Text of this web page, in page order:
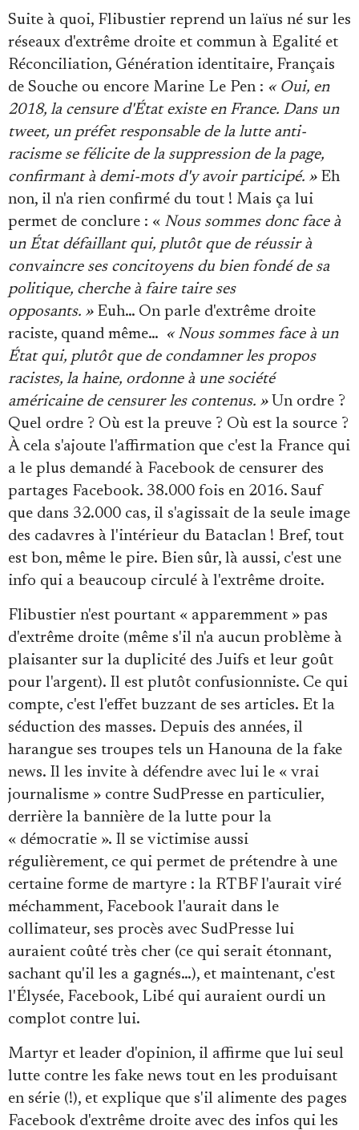
Suite à quoi, Flibustier reprend un laïus né sur les
réseaux d'extrême droite et commun à Egalité et
Réconciliation, Génération identitaire, Français
de Souche ou encore Marine Le Pen : « Oui, en
2018, la censure d'État existe en France. Dans un
tweet, un préfet responsable de la lutte anti-
racisme se félicite de la suppression de la page,
confirmant à demi-mots d'y avoir participé. » Eh
non, il n'a rien confirmé du tout ! Mais ça lui
permet de conclure : « Nous sommes donc face à
un État défaillant qui, plutôt que de réussir à
convaincre ses concitoyens du bien fondé de sa
politique, cherche à faire taire ses
opposants. » Euh… On parle d'extrême droite
raciste, quand même… « Nous sommes face à un
État qui, plutôt que de condamner les propos
racistes, la haine, ordonne à une société
américaine de censurer les contenus. » Un ordre ?
Quel ordre ? Où est la preuve ? Où est la source ?
À cela s'ajoute l'affirmation que c'est la France qui
a le plus demandé à Facebook de censurer des
partages Facebook. 38.000 fois en 2016. Sauf
que dans 32.000 cas, il s'agissait de la seule image
des cadavres à l'intérieur du Bataclan ! Bref, tout
est bon, même le pire. Bien sûr, là aussi, c'est une
info qui a beaucoup circulé à l'extrême droite.
Flibustier n'est pourtant « apparemment » pas
d'extrême droite (même s'il n'a aucun problème à
plaisanter sur la duplicité des Juifs et leur goût
pour l'argent). Il est plutôt confusionniste. Ce qui
compte, c'est l'effet buzzant de ses articles. Et la
séduction des masses. Depuis des années, il
harangue ses troupes tels un Hanouna de la fake
news. Il les invite à défendre avec lui le « vrai
journalisme » contre SudPresse en particulier,
derrière la bannière de la lutte pour la
« démocratie ». Il se victimise aussi
régulièrement, ce qui permet de prétendre à une
certaine forme de martyre : la RTBF l'aurait viré
méchamment, Facebook l'aurait dans le
collimateur, ses procès avec SudPresse lui
auraient coûté très cher (ce qui serait étonnant,
sachant qu'il les a gagnés…), et maintenant, c'est
l'Élysée, Facebook, Libé qui auraient ourdi un
complot contre lui.
Martyr et leader d'opinion, il affirme que lui seul
lutte contre les fake news tout en les produisant
en série (!), et explique que s'il alimente des pages
Facebook d'extrême droite avec des infos qui les